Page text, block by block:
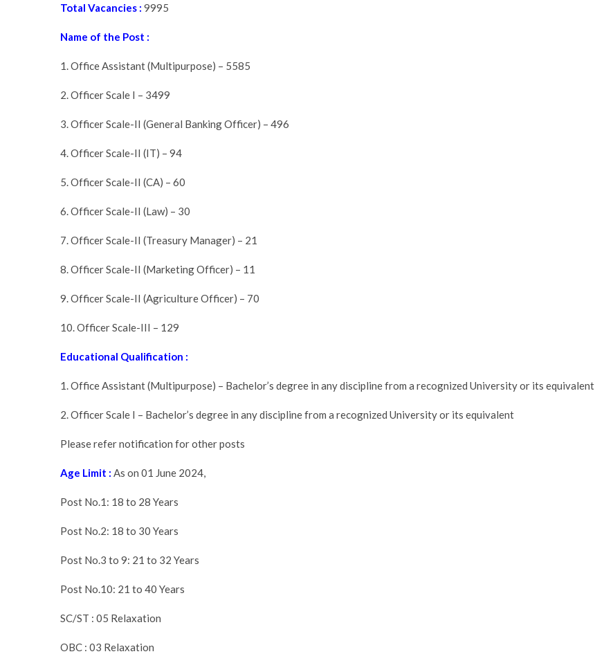
Total Vacancies : 9995
Name of the Post :
1. Office Assistant (Multipurpose) – 5585
2. Officer Scale I – 3499
3. Officer Scale-II (General Banking Officer) – 496
4. Officer Scale-II (IT) – 94
5. Officer Scale-II (CA) – 60
6. Officer Scale-II (Law) – 30
7. Officer Scale-II (Treasury Manager) – 21
8. Officer Scale-II (Marketing Officer) – 11
9. Officer Scale-II (Agriculture Officer) – 70
10. Officer Scale-III – 129
Educational Qualification :
1. Office Assistant (Multipurpose) – Bachelor’s degree in any discipline from a recognized University or its equivalent
2. Officer Scale I – Bachelor’s degree in any discipline from a recognized University or its equivalent
Please refer notification for other posts
Age Limit : As on 01 June 2024,
Post No.1: 18 to 28 Years
Post No.2: 18 to 30 Years
Post No.3 to 9: 21 to 32 Years
Post No.10: 21 to 40 Years
SC/ST : 05 Relaxation
OBC : 03 Relaxation